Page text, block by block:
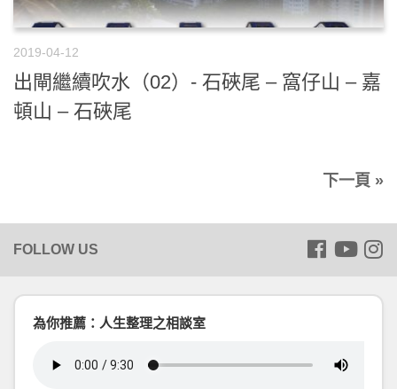
2019-04-12
出閘繼續吹水（02）- 石硤尾 – 窩仔山 – 嘉
頓山 – 石硤尾
下一頁 »
為你推薦：人生整理之相談室